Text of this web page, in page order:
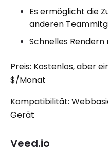
Es ermöglicht die
anderen
Schnelles
Preis: Kostenlos, aber
$/Monat
Kompatibilität:
Gerät
Veed.io